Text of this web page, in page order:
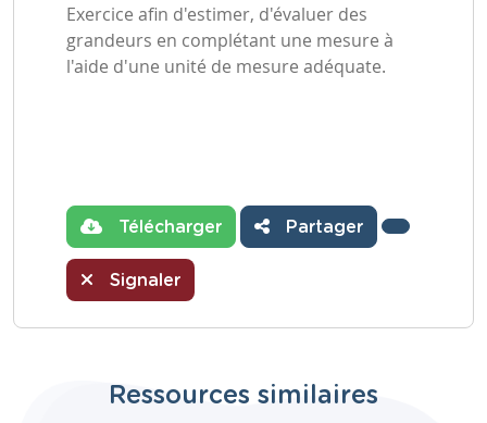
Exercice afin d'estimer, d'évaluer des
grandeurs en complétant une mesure à
l'aide d'une unité de mesure adéquate.
Télécharger Partager
Signaler
Ressources similaires